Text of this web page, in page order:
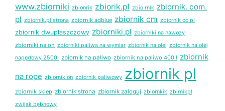
www.zbiorniki zbionrik zbiorik.pl zbio rnik zbiornik. com.
pl zbiornik.pl strona zbiornik adblue zbiornik cm zbiornik co pl
zbiornik dwupłaszczowy zbiorniki.pl zbiorniki na nawozy
zbiorniki na on zbiorniki paliwa na wymiar zbiornik na olej zbiornik na olej
napędowy 2500l zbiornik na paliwo zbiornik na paliwo 400 l zbiornik
na rope zbiornik on zbiornik paliwowy zbiornik pl
zbiornik sklep zbiornik strona zbiornik zaloguj zbiornkik zbirnikpl
zwijak bębnowy